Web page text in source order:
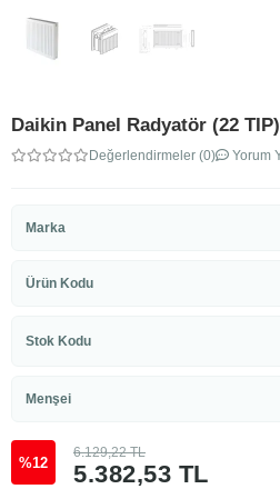
Daikin Panel Radyatör (22
Değerlendirmeler (0) Yorum
Marka
Ürün Kodu
Stok Kodu
Menşei
%12 5.382,53 TL
6.129,22 TL